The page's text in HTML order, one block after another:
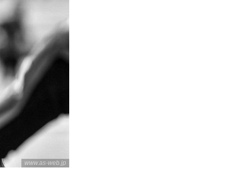
www.as-web.jp